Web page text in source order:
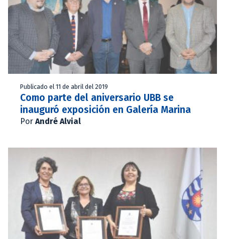
Publicado el 11 de abril del 2019
Como parte del aniversario UBB se
inauguró exposición en Galería Marina
Por André Alvial